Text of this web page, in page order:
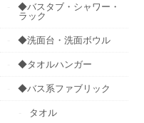
◆バスタブ・シャワー・
ラック
◆洗面台・洗面ボウル
◆タオルハンガー
◆バス系ファブリック
タオル